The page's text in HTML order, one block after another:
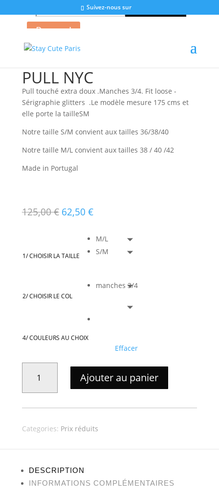
Search Button
Suivez-nous sur
Promo !
Accueil/ Prix réduits/ PULL NYC
PULL NYC
Pull touché extra doux .Manches 3/4. Fit loose -
Sérigraphie glitters .Le modèle mesure 175 cms et
elle porte la tailleSM
Notre taille S/M convient aux tailles 36/38/40
Notre taille M/L convient aux tailles 38 / 40 /42
Made in Portugal
125,00€ Le
125,00 €.
62,50 €Le
actuel
est :
62,50 €.
1/ CHOISIR LA TAILLE
M/L
S/M
2/ CHOISIR LE COL
manches 3/4
4/ COULEURS AU CHOIX
Effacer
Ajouter au panier
Categories: Prix réduits
DESCRIPTION
INFORMATIONS COMPLÉMENTAIRES
Profitez des soldes du 24 juin au 21 juillet !